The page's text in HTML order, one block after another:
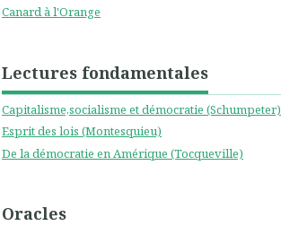
Canard à l'Orange
Lectures fondamentales
Capitalisme,socialisme et démocratie (Schumpeter)
Esprit des lois (Montesquieu)
De la démocratie en Amérique (Tocqueville)
Oracles